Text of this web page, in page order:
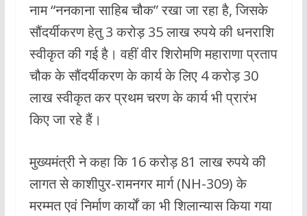
नाम “ननकाना साहिब चौक” रखा जा रहा है, जिसके
सौंदर्यीकरण हेतु 3 करोड़ 35 लाख रुपये की धनराशि
स्वीकृत की गई है। वहीं वीर शिरोमणि महाराणा प्रताप
चौक के सौंदर्यीकरण के कार्य के लिए 4 करोड़ 30
लाख स्वीकृत कर प्रथम चरण के कार्य भी प्रारंभ
किए जा रहे हैं।
मुख्यमंत्री ने कहा कि 16 करोड़ 81 लाख रुपये की
लागत से काशीपुर-रामनगर मार्ग (NH-309) के
मरम्मत एवं निर्माण कार्यों का भी शिलान्यास किया गया